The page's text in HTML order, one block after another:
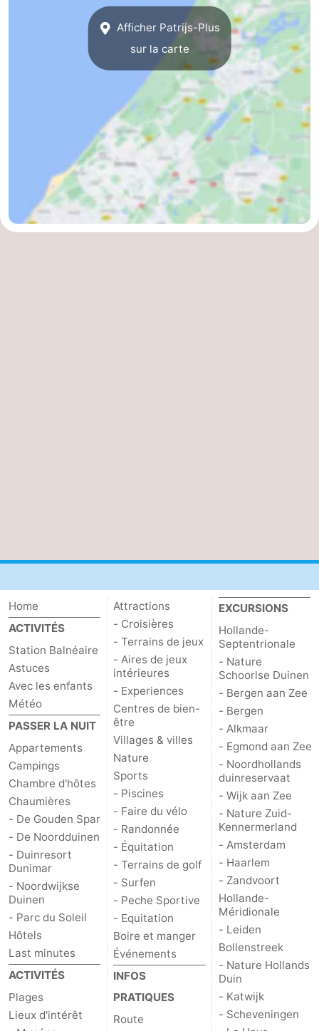
Afficher Patrijs-Plus
sur la carte
Home
ACTIVITÉS
Station Balnéaire
Astuces
Avec les enfants
Météo
PASSER LA NUIT
Appartements
Campings
Chambre d'hôtes
Chaumières
- De Gouden Spar
- De Noordduinen
- Duinresort
Dunimar
- Noordwijkse
Duinen
- Parc du Soleil
Hôtels
Last minutes
ACTIVITÉS
Plages
Lieux d'intérêt
Attractions
- Croisières
- Terrains de jeux
- Aires de jeux
intérieures
- Experiences
Centres de bien-
être
Villages & villes
Nature
Sports
- Piscines
- Faire du vélo
- Randonnée
- Équitation
- Terrains de golf
- Surfen
- Peche Sportive
- Equitation
Boire et manger
Événements
INFOS
PRATIQUES
Route
EXCURSIONS
Hollande-
Septentrionale
- Nature
Schoorlse Duinen
- Bergen aan Zee
- Bergen
- Alkmaar
- Egmond aan Zee
- Noordhollands
duinreservaat
- Wijk aan Zee
- Nature Zuid-
Kennermerland
- Amsterdam
- Haarlem
- Zandvoort
Hollande-
Méridionale
- Leiden
Bollenstreek
- Nature Hollands
Duin
- Katwijk
- Scheveningen